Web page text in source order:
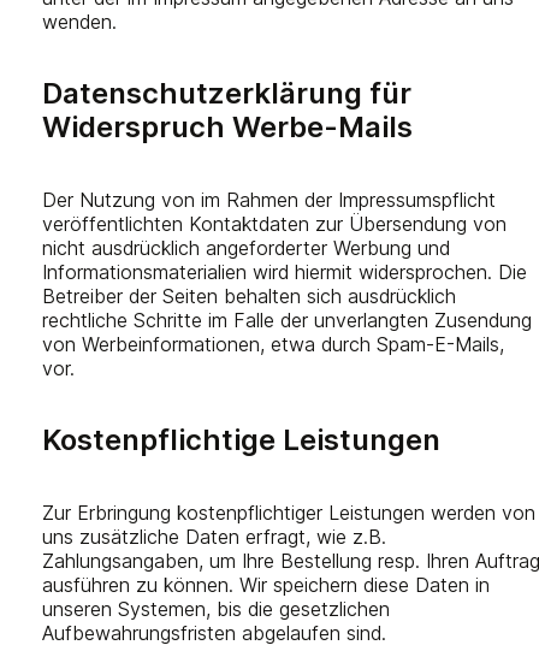
wenden.
Datenschutzerklärung für
Widerspruch Werbe-Mails
Der Nutzung von im Rahmen der Impressumspflicht
veröffentlichten Kontaktdaten zur Übersendung von
nicht ausdrücklich angeforderter Werbung und
Informationsmaterialien wird hiermit widersprochen. Die
Betreiber der Seiten behalten sich ausdrücklich
rechtliche Schritte im Falle der unverlangten Zusendung
von Werbeinformationen, etwa durch Spam-E-Mails,
vor.
Kostenpflichtige Leistungen
Zur Erbringung kostenpflichtiger Leistungen werden von
uns zusätzliche Daten erfragt, wie z.B.
Zahlungsangaben, um Ihre Bestellung resp. Ihren Auftrag
ausführen zu können. Wir speichern diese Daten in
unseren Systemen, bis die gesetzlichen
Aufbewahrungsfristen abgelaufen sind.